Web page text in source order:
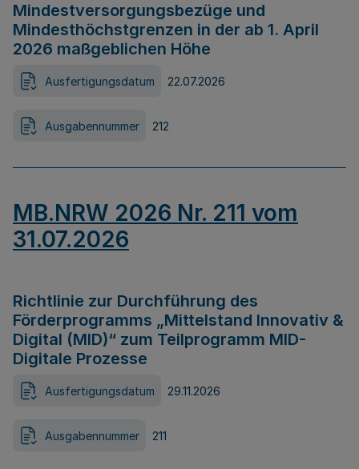
Mindestversorgungsbezüge und
Mindesthöchstgrenzen in der ab 1. April
2026 maßgeblichen Höhe
Ausfertigungsdatum 22.07.2026
Ausgabennummer 212
MB.NRW 2026 Nr. 211 vom
31.07.2026
Richtlinie zur Durchführung des
Förderprogramms „Mittelstand Innovativ &
Digital (MID)“ zum Teilprogramm MID-
Digitale Prozesse
Ausfertigungsdatum 29.11.2026
Ausgabennummer 211